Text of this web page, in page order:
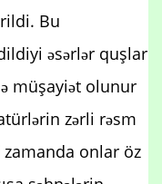
Bu
əsərlər quşlar
müşayiət olunur
zərli rəsm
zamanda onlar öz